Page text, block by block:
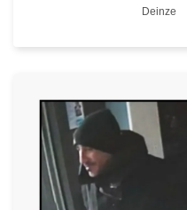
Standort
Deinze